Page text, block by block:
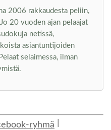
2006 rakkaudesta peliin,
20 vuoden ajan pelaajat
netissä,
asiantuntijoiden
selaimessa, ilman
ryhmä